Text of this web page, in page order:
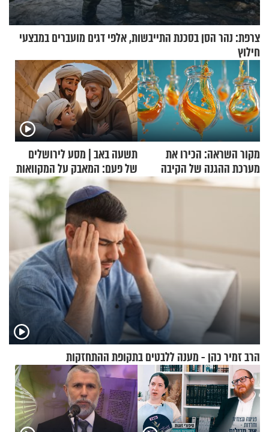
צרפת: נהר הסן בסכנת התייבשות, אלפי דגים מועברים במבצעי
חילוץ
מקור השראה: הכירו את
מערכת ההגנה של הקיבה
תשעה באב | מסע לירושלים
של פעם: המאבק על המקוואות
הרב זמיר כהן - מענה ללבטים בתקופת ההתחזקות